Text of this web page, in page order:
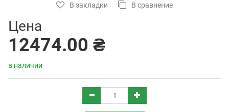
В закладки В сравнение
Цена
12474.00 ₴
в наличии